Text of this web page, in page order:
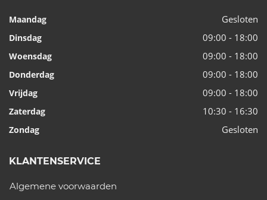
Maandag Gesloten
Dinsdag 09:00 - 18:00
Woensdag 09:00 - 18:00
Donderdag 09:00 - 18:00
Vrijdag 09:00 - 18:00
Zaterdag 10:30 - 16:30
Zondag Gesloten
KLANTENSERVICE
Algemene voorwaarden